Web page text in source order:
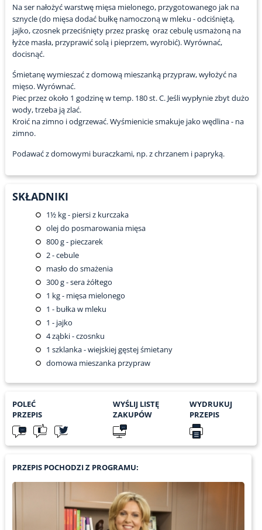
Na ser nałożyć warstwę mięsa mielonego, przygotowanego jak na
sznycle (do mięsa dodać bułkę namoczoną w mleku - odciśniętą,
jajko, czosnek przeciśnięty przez praskę oraz cebulę usmażoną na
łyżce masła, przyprawić solą i pieprzem, wyrobić). Wyrównać,
docisnąć.
Śmietanę wymieszać z domową mieszanką przypraw, wyłożyć na
mięso. Wyrównać.
Piec przez około 1 godzinę w temp. 180 st. C. Jeśli wypłynie zbyt dużo
wody, trzeba ją zlać.
Kroić na zimno i odgrzewać. Wyśmienicie smakuje jako wędlina - na
zimno.
Podawać z domowymi buraczkami, np. z chrzanem i papryką.
SKŁADNIKI
1½kg - piersi z kurczaka
olej do posmarowania mięsa
800g - pieczarek
2- cebule
masło do smażenia
300g - sera żółtego
1 kg - mięsa mielonego
1 - bułka w mleku
1 - jajko
4ząbki - czosnku
1 szklanka - wiejskiej gęstej śmietany
domowa mieszanka przypraw
POLEĆ
PRZEPIS
WYŚLIJ LISTĘ
ZAKUPÓW
WYDRUKUJ
PRZEPIS
PRZEPIS POCHODZI Z PROGRAMU: